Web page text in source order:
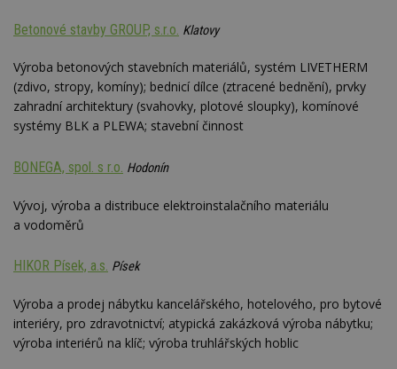
Betonové stavby GROUP, s.r.o. Klatovy
Výroba betonových stavebních materiálů, systém LIVETHERM
(zdivo, stropy, komíny); bednicí dílce (ztracené bednění), prvky
zahradní architektury (svahovky, plotové sloupky), komínové
systémy BLK a PLEWA; stavební činnost
BONEGA, spol. s r.o. Hodonín
Vývoj, výroba a distribuce elektroinstalačního materiálu
a vodoměrů
HIKOR Písek, a.s. Písek
Výroba a prodej nábytku kancelářského, hotelového, pro bytové
interiéry, pro zdravotnictví; atypická zakázková výroba nábytku;
výroba interiérů na klíč; výroba truhlářských hoblic